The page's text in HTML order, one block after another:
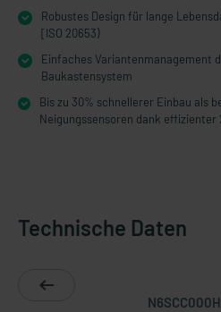
Robustes Design für lange
[ISO 20653)
Einfaches Variantenmanagement
Baukastensystem
Bis zu 30% schnellerer Einbau als
Neigungssensoren dank effizienter
Technische Daten